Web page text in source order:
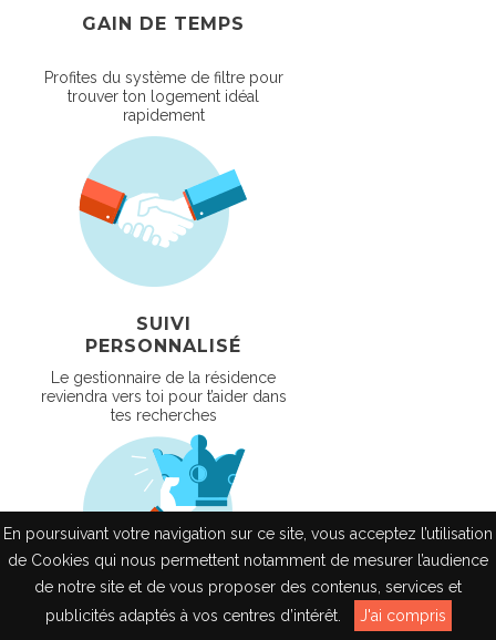
En poursuivant votre navigation sur ce site, vous acceptez l’utilisation
de Cookies qui nous permettent notamment de mesurer l’audience
de notre site et de vous proposer des contenus, services et
publicités adaptés à vos centres d’intérêt.
J'ai compris
GAIN DE TEMPS
Profites du système de filtre pour
trouver ton logement idéal
rapidement
SUIVI
PERSONNALISÉ
Le gestionnaire de la résidence
reviendra vers toi pour t’aider dans
tes recherches
RÉSIDENCES DE